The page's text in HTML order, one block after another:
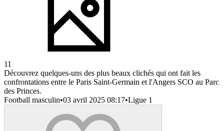
11
Découvrez quelques-uns des plus beaux clichés qui ont fait les
confrontations entre le Paris Saint-Germain et l'Angers SCO au Parc
des Princes.
Football masculin•03 avril 2025 08:17•Ligue 1